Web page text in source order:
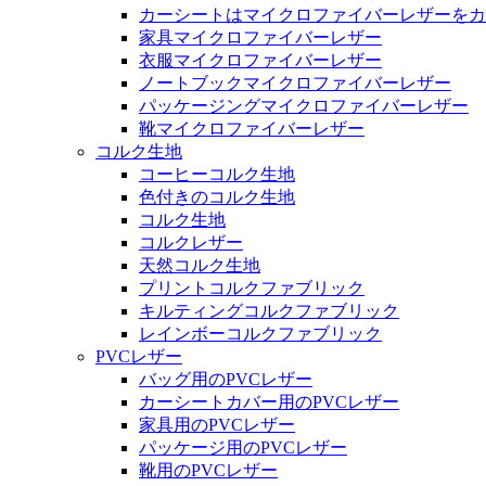
カーシートはマイクロファイバーレザーを
家具マイクロファイバーレザー
衣服マイクロファイバーレザー
ノートブックマイクロファイバーレザー
パッケージングマイクロファイバーレザー
靴マイクロファイバーレザー
コルク生地
コーヒーコルク生地
色付きのコルク生地
コルク生地
コルクレザー
天然コルク生地
プリントコルクファブリック
キルティングコルクファブリック
レインボーコルクファブリック
PVCレザー
バッグ用のPVCレザー
カーシートカバー用のPVCレザー
家具用のPVCレザー
パッケージ用のPVCレザー
靴用のPVCレザー